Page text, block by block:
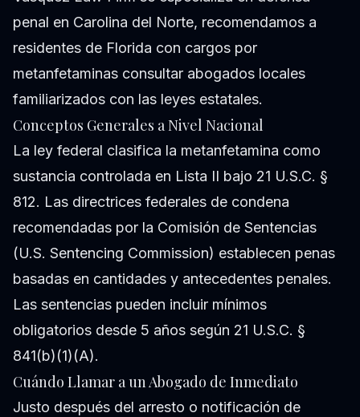
penal en Carolina del Norte, recomendamos a
residentes de Florida con cargos por
metanfetaminas consultar abogados locales
familiarizados con las leyes estatales.
Conceptos Generales a Nivel Nacional
La ley federal clasifica la metanfetamina como
sustancia controlada en Lista II bajo 21 U.S.C. §
812. Las directrices federales de condena
recomendadas por la Comisión de Sentencias
(U.S. Sentencing Commission) establecen penas
basadas en cantidades y antecedentes penales.
Las sentencias pueden incluir mínimos
obligatorios desde 5 años según 21 U.S.C. §
841(b)(1)(A).
Cuándo Llamar a un Abogado de Inmediato
Justo después del arresto o notificación de